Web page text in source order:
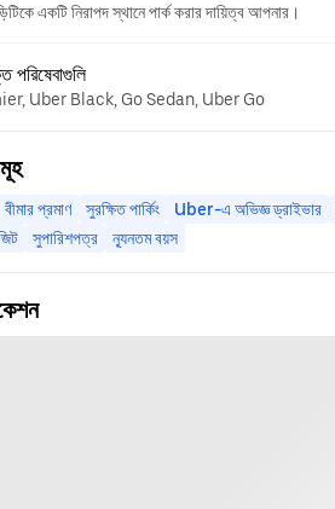
একটি নিরাপদ স্থানে পার্ক করার দায়িত্ব আপনার।
পরিষেবাগুলি
Uber Black, Go Sedan, Uber Go
বীমার প্রমাণ সুরক্ষিত পার্কিং Uber-এ অভিজ্ঞ ড্রাইভার
সুপারিশপত্র ন্যূনতম বয়স